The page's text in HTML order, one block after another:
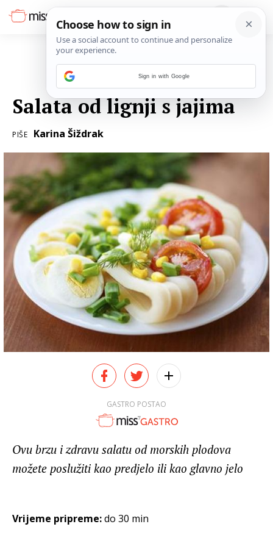
Salata od lignji s jajima
PIŠE Karina Šiždrak
GASTRO POSTAO
Ovu brzu i zdravu salatu od morskih plodova
možete poslužiti kao predjelo ili kao glavno jelo
Vrijeme pripreme:do 30 min
Sign in with Google